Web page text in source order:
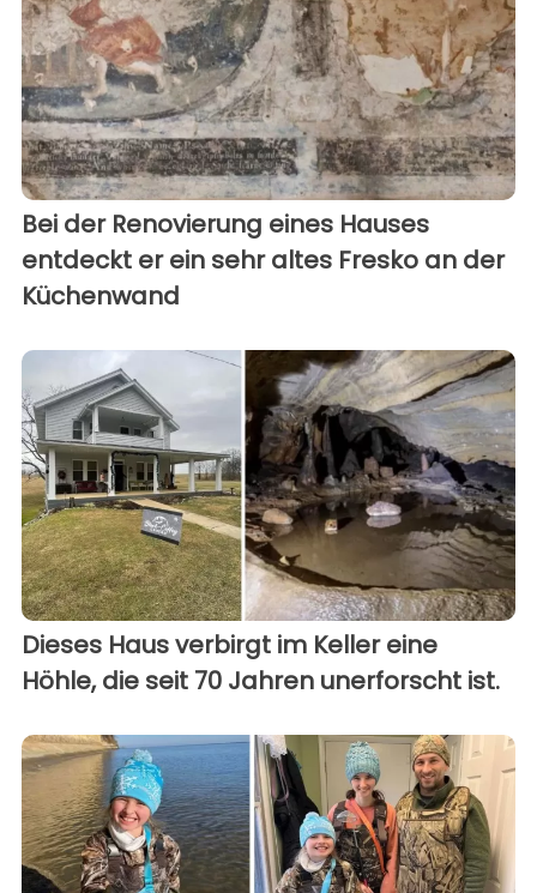
Bei der Renovierung eines Hauses
entdeckt er ein sehr altes Fresko an der
Küchenwand
Dieses Haus verbirgt im Keller eine
Höhle, die seit 70 Jahren unerforscht ist.